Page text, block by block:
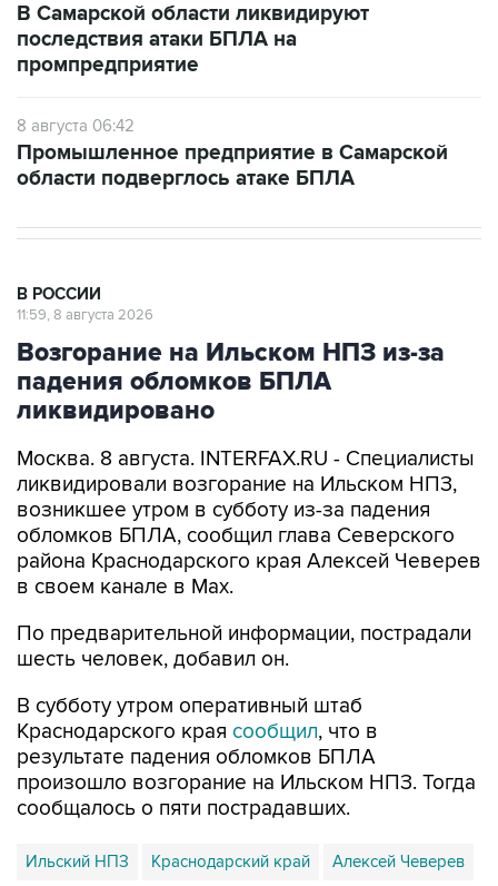
В Самарской области ликвидируют
последствия атаки БПЛА на
промпредприятие
8 августа 06:42
Промышленное предприятие в Самарской
области подверглось атаке БПЛА
В РОССИИ
11:59, 8 августа 2026
Возгорание на Ильском НПЗ из-за
падения обломков БПЛА
ликвидировано
Москва. 8 августа. INTERFAX.RU - Специалисты
ликвидировали возгорание на Ильском НПЗ,
возникшее утром в субботу из-за падения
обломков БПЛА, сообщил глава Северского
района Краснодарского края Алексей Чеверев
в своем канале в Max.
По предварительной информации, пострадали
шесть человек, добавил он.
В субботу утром оперативный штаб
Краснодарского края сообщил, что в
результате падения обломков БПЛА
произошло возгорание на Ильском НПЗ. Тогда
сообщалось о пяти пострадавших.
Ильский НПЗ Краснодарский край Алексей Чеверев